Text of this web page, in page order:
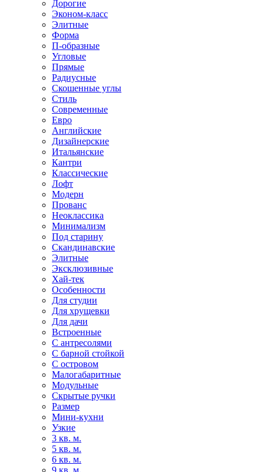
Дорогие
Эконом-класс
Элитные
Форма
П-образные
Угловые
Прямые
Радиусные
Скошенные углы
Стиль
Современные
Евро
Английские
Дизайнерские
Итальянские
Кантри
Классические
Лофт
Модерн
Прованс
Неоклассика
Минимализм
Под старину
Скандинавские
Элитные
Эксклюзивные
Хай-тек
Особенности
Для студии
Для хрущевки
Для дачи
Встроенные
С антресолями
С барной стойкой
С островом
Малогабаритные
Модульные
Скрытые ручки
Размер
Мини-кухни
Узкие
3 кв. м.
5 кв. м.
6 кв. м.
9 кв. м.